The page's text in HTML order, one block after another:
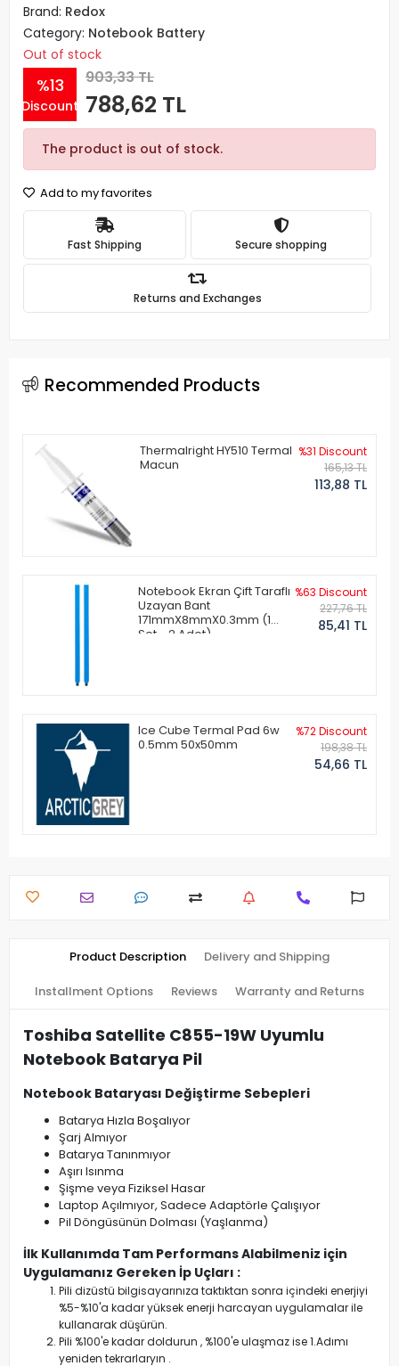
Brand: Redox
Category: Notebook Battery
Out of stock
%13
Discount
903,33 TL
788,62 TL
The product is out of stock.
Add to my favorites
Fast Shipping Secure shopping
Returns and Exchanges
Recommended Products
Thermalright HY510 Termal
Macun
%31 Discount
165,13 TL
113,88 TL
Notebook Ekran Çift Taraflı
Uzayan Bant
171mmX8mmX0.3mm (1
Set - 2 Adet)
%63 Discount
227,76 TL
85,41 TL
Ice Cube Termal Pad 6w
0.5mm 50x50mm
%72 Discount
198,38 TL
54,66 TL
Product Description Delivery and Shipping
Installment Options Reviews Warranty and Returns
Toshiba Satellite C855-19W Uyumlu
Notebook Batarya Pil
Notebook Bataryası Değiştirme Sebepleri
Batarya Hızla Boşalıyor
Şarj Almıyor
Batarya Tanınmıyor
Aşırı Isınma
Şişme veya Fiziksel Hasar
Laptop Açılmıyor, Sadece Adaptörle Çalışıyor
Pil Döngüsünün Dolması (Yaşlanma)
İlk Kullanımda Tam Performans Alabilmeniz için
Uygulamanız Gereken İp Uçları :
Pili dizüstü bilgisayarınıza taktıktan sonra içindeki enerjiyi
%5-%10'a kadar yüksek enerji harcayan uygulamalar ile
kullanarak düşürün.
Pili %100'e kadar doldurun , %100'e ulaşmaz ise 1.Adımı
yeniden tekrarlaryın .